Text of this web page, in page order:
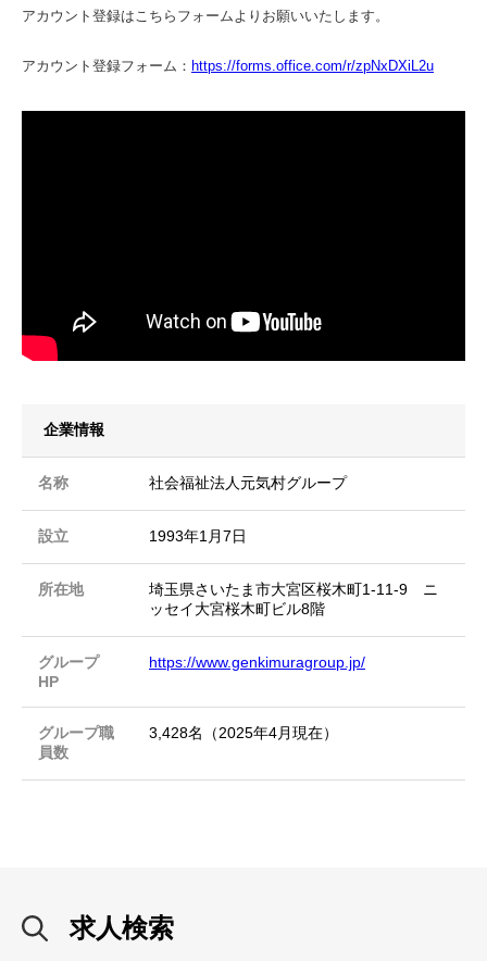
アカウント登録はこちらフォームよりお願いいたします。
アカウント登録フォーム： https://forms.office.com/r/zpNxDXiL2u
企業情報
名称 社会福祉法人元気村グループ
設立 1993年1月7日
所在地
埼玉県さいたま市大宮区桜木町1-11-9 ニ
ッセイ大宮桜木町ビル8階
グループ
HP
https://www.genkimuragroup.jp/
グループ職
員数
3,428名（2025年4月現在）
求人検索